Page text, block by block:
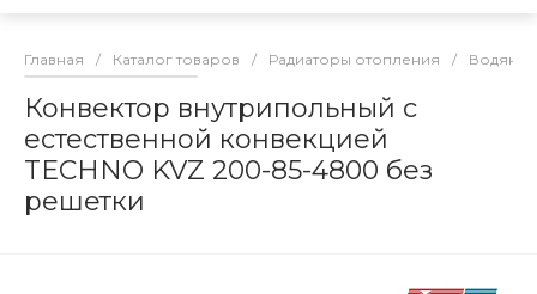
Главная / Каталог товаров / Радиаторы отопления /
Конвектор внутрипольный с
естественной конвекцией
TECHNO KVZ 200-85-4800 без
решетки